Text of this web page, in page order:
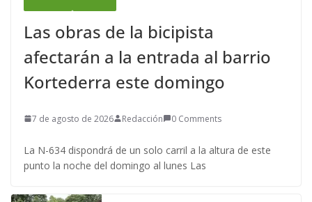
Las obras de la bicipista
afectarán a la entrada al barrio
Kortederra este domingo
7 de agosto de 2026 Redacción 0 Comments
La N-634 dispondrá de un solo carril a la altura de este
punto la noche del domingo al lunes Las